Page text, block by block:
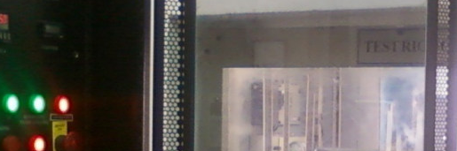
Rig
Manufacturer
Manufacturer
Dv Test Bench